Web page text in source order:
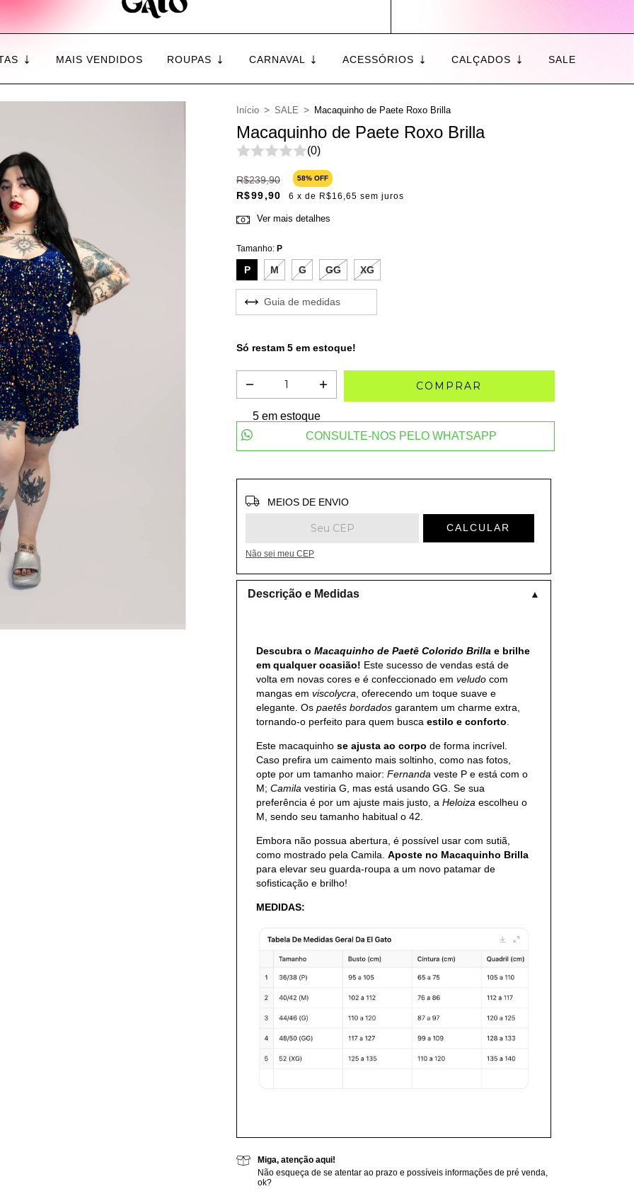
MAIS VENDIDOS ROUPAS CARNAVAL ACESSÓRIOS CALÇADOS SALE
Início > SALE > Macaquinho de Paete Roxo Brilla
Macaquinho de Paete Roxo Brilla
(0)
R$239,90 58% OFF
R$99,90 6 x de R$16,65 sem juros
Ver mais detalhes
Tamanho: P
P M G GG XG
Guia de medidas
Só restam 5 em estoque!
5em estoque
CONSULTE-NOS PELO WHATSAPP
Entregas para o CEP: ALTERAR CEP
MEIOS DE ENVIO
CALCULAR
Não sei meu CEP
Descrição e Medidas ▲
Descubra o Macaquinho de Paetê Colorido Brilla e brilhe
em qualquer ocasião! Este sucesso de vendas está de
volta em novas cores e é confeccionado em veludo com
mangas em viscolycra , oferecendo um toque suave e
elegante. Os paetês bordados garantem um charme extra,
tornando-o perfeito para quem busca estilo e conforto
Este macaquinho se ajusta ao corpo de forma incrível.
Caso prefira um caimento mais soltinho, como nas fotos,
opte por um tamanho maior: Fernanda veste P e está com o
M; Camila vestiria G, mas está usando GG. Se sua
preferência é por um ajuste mais justo, a Heloiza escolheu o
M, sendo seu tamanho habitual o 42.
Embora não possua abertura, é possível usar com sutiã,
como mostrado pela Camila. Aposte no Macaquinho Brilla
para elevar seu guarda-roupa a um novo patamar de
sofisticação e brilho!
MEDIDAS:
Miga, atenção aqui!
Não esqueça de se atentar ao prazo e possíveis informações de pré venda,
ok?